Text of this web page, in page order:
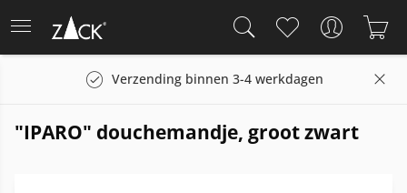
Verzending binnen 3-4 werkdagen
"IPARO" douchemandje, groot zwart